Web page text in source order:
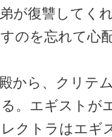
が復讐してく
のを忘れて心
から、クリテ
。エギストが
クトラはエギ